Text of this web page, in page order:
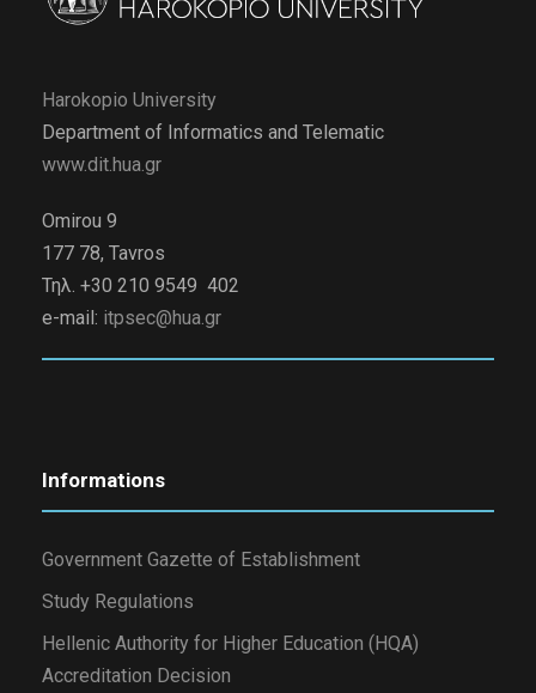
Harokopio University
Department of Informatics and Telematic
www.dit.hua.gr
Omirou 9
177 78, Tavros
Τηλ. +30 210 9549 402
e-mail: itpsec@hua.gr
Informations
Government Gazette of Establishment
Study Regulations
Hellenic Authority for Higher Education (HQA)
Accreditation Decision